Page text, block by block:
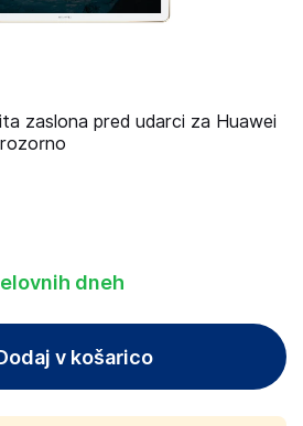
zaslona pred udarci za Huawei
dneh
v košarico